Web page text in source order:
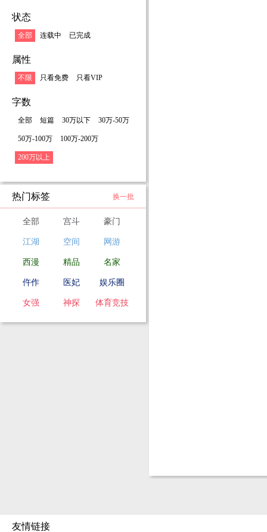
状态
全部 连载中 已完成
属性
不限 只看免费 只看VIP
字数
全部 短篇 30万以下 30万-50万
50万-100万 100万-200万
200万以上
热门标签 换一批
全部 宫斗 豪门
江湖 空间 网游
西漫 精品 名家
仵作 医妃 娱乐圈
女强 神探 体育竞技
友情链接